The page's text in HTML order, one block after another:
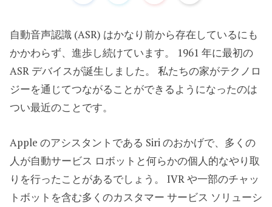
自動音声認識 (ASR) はかなり前から存在しているにも
かかわらず、進歩し続けています。 1961 年に最初の
ASR デバイスが誕生しました。 私たちの家がテクノロ
ジーを通じてつながることができるようになったのは
つい最近のことです。
Apple のアシスタントである Siri のおかげで、多くの
人が自動サービス ロボットと何らかの個人的なやり取
りを行ったことがあるでしょう。 IVR や一部のチャッ
トボットを含む多くのカスタマー サービス ソリューシ